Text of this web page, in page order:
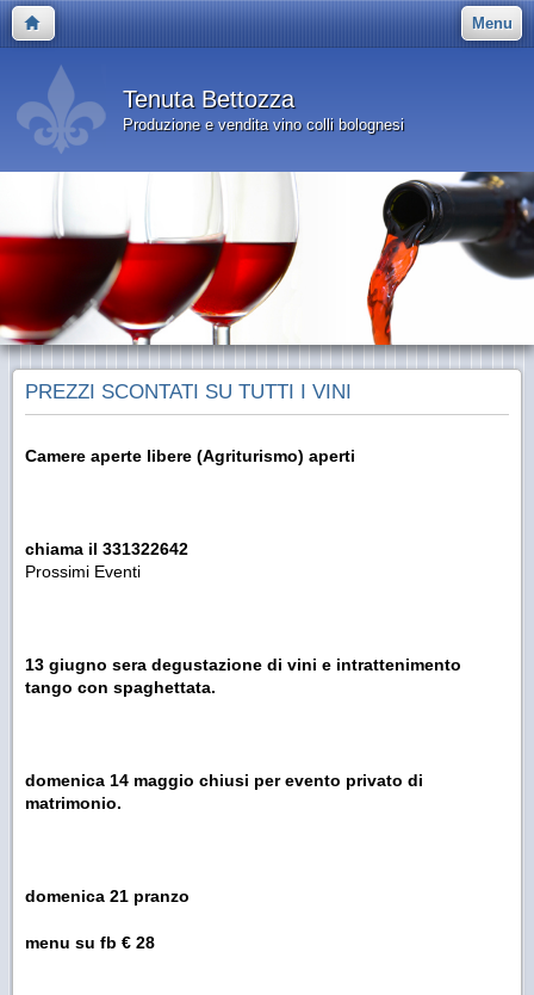
Menu
Tenuta Bettozza
Produzione e vendita vino colli bolognesi
PREZZI SCONTATI SU TUTTI I VINI
Camere aperte libere (Agriturismo) aperti
chiama il 331322642
Prossimi Eventi
13 giugno sera degustazione di vini e intrattenimento
tango con spaghettata.
domenica 14 maggio chiusi per evento privato di
matrimonio.
domenica 21 pranzo
menu su fb € 28